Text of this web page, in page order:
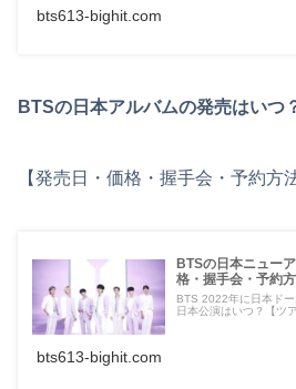
bts613-bighit.com
BTSの日本アルバムの発売はいつ
【発売日・価格・握手会・予約方
BTSの日本ニュー
格・握手会・予約
BTS 2022年に日本ド
日本公演はいつ？【ツ
bts613-bighit.com